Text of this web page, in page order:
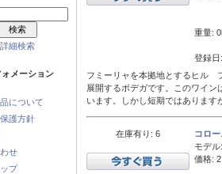
詳細検索
メーション
について
護方針
せ
プ
重量:
登録
フミーリャを本拠地とするヒル
展開するボデガです。このワイ
います。しかし短期ではありま
在庫有り: 6
コロ
モデル:
価格: